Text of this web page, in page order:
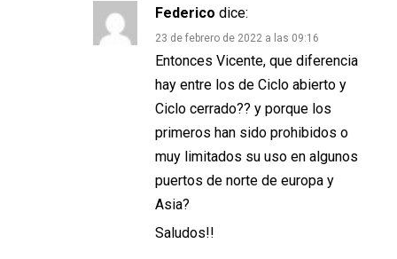
Federico dice:
23 de febrero de 2022 a las 09:16
Entonces Vicente, que diferencia
hay entre los de Ciclo abierto y
Ciclo cerrado?? y porque los
primeros han sido prohibidos o
muy limitados su uso en algunos
puertos de norte de europa y
Asia?
Saludos!!